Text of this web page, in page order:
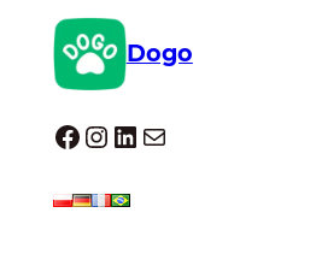
Dogo
Dogo facebook InstagramLinkedIn Correo electrónico